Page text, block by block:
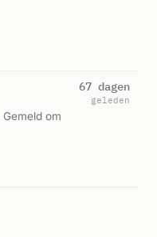
om
67 dagen
geleden